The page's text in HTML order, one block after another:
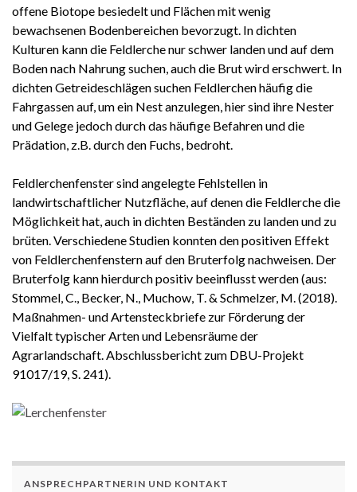
offene Biotope besiedelt und Flächen mit wenig
bewachsenen Bodenbereichen bevorzugt. In dichten
Kulturen kann die Feldlerche nur schwer landen und auf dem
Boden nach Nahrung suchen, auch die Brut wird erschwert. In
dichten Getreideschlägen suchen Feldlerchen häufig die
Fahrgassen auf, um ein Nest anzulegen, hier sind ihre Nester
und Gelege jedoch durch das häufige Befahren und die
Prädation, z.B. durch den Fuchs, bedroht.
Feldlerchenfenster sind angelegte Fehlstellen in
landwirtschaftlicher Nutzfläche, auf denen die Feldlerche die
Möglichkeit hat, auch in dichten Beständen zu landen und zu
brüten. Verschiedene Studien konnten den positiven Effekt
von Feldlerchenfenstern auf den Bruterfolg nachweisen. Der
Bruterfolg kann hierdurch positiv beeinflusst werden (aus:
Stommel, C., Becker, N., Muchow, T. & Schmelzer, M. (2018).
Maßnahmen- und Artensteckbriefe zur Förderung der
Vielfalt typischer Arten und Lebensräume der
Agrarlandschaft. Abschlussbericht zum DBU-Projekt
91017/19, S. 241).
ANSPRECHPARTNERIN UND KONTAKT